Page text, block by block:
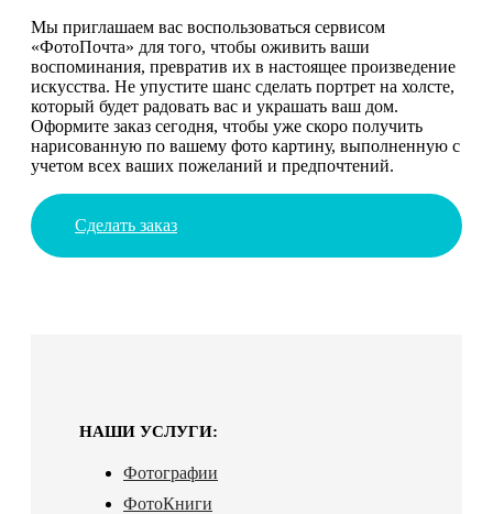
Мы приглашаем вас воспользоваться сервисом
«ФотоПочта» для того, чтобы оживить ваши
воспоминания, превратив их в настоящее произведение
искусства. Не упустите шанс сделать портрет на холсте,
который будет радовать вас и украшать ваш дом.
Оформите заказ сегодня, чтобы уже скоро получить
нарисованную по вашему фото картину, выполненную с
учетом всех ваших пожеланий и предпочтений.
Сделать заказ
НАШИ УСЛУГИ:
Фотографии
ФотоКниги